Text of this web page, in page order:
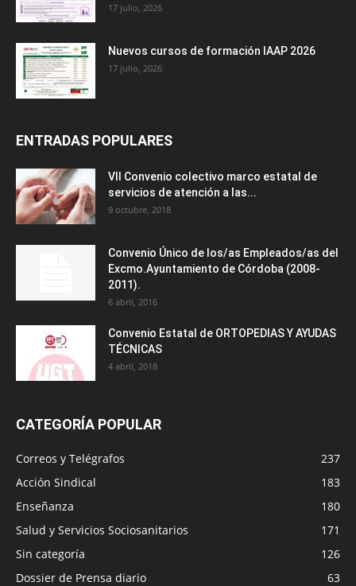
17 julio, 2026
Nuevos cursos de formación IAAP 2026
17 julio, 2026
ENTRADAS POPULARES
VII Convenio colectivo marco estatal de
servicios de atención a las...
9 octubre, 2018
Convenio Único de los/as Empleados/as del
Excmo.Ayuntamiento de Córdoba (2008-
2011).
6 abril, 2016
Convenio Estatal de ORTOPEDIAS Y AYUDAS
TÉCNICAS
4 abril, 2018
CATEGORÍA POPULAR
Correos y Telégrafos
237
Acción Sindical
183
Enseñanza
180
Salud y Servicios Sociosanitarios
171
Sin categoría
126
Dossier de Prensa diario
63